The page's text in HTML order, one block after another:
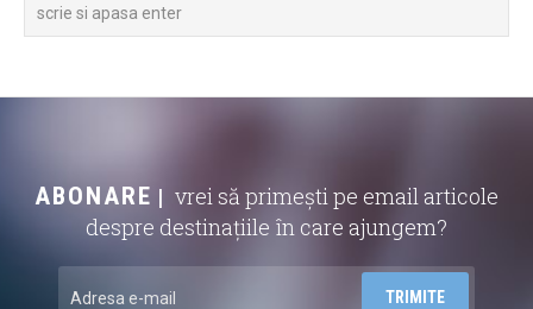
ABONARE
vrei să primești pe email articole
despre destinațiile în care ajungem?